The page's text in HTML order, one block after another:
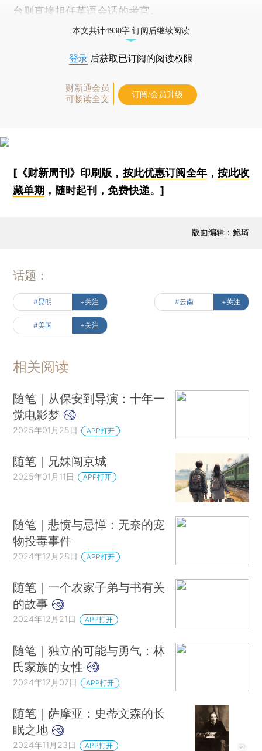
台则直接担任英语会话的考官。
本文共计4930字 订阅后继续阅读
登录 后获取已订阅的阅读权限
财新通会员
可畅读全文
订阅/会员升级
[《财新周刊》印刷版， 按此优惠订阅全年， 按此收
藏单期 ，随时起刊，免费快递。]
版面编辑：鲍琦
话题：
#昆明 +关注 #云南 +关注
#美国 +关注
相关阅读
随笔｜从保安到导演：十年一
觉电影梦
2025年01月25日 APP打开
随笔｜兄妹闯京城
2025年01月11日 APP打开
随笔｜悲愤与忌惮：无奈的宠
物投毒事件
2024年12月28日 APP打开
随笔｜一个农家子弟与书有关
的故事
2024年12月21日 APP打开
随笔｜独立的可能与勇气：林
氏家族的女性
2024年12月07日 APP打开
随笔｜萨摩亚：史蒂文森的长
眠之地
2024年11月23日 APP打开